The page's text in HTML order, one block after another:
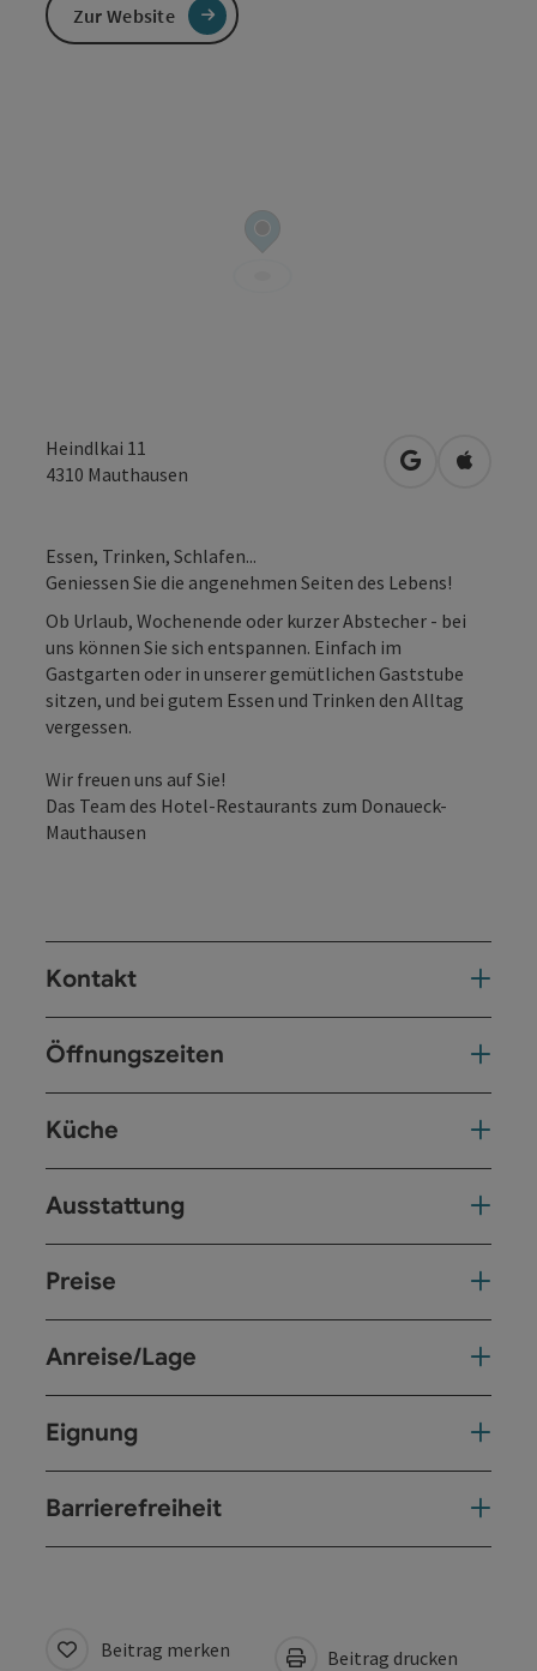
Heindlkai 11
4310 Mauthausen in Google
in
Essen, Trinken, Schlafen...
Geniessen Sie die angenehmen Seiten des Lebens!
Ob Urlaub, Wochenende oder kurzer Abstecher - bei
uns können Sie sich entspannen. Einfach im
Gastgarten oder in unserer gemütlichen Gaststube
sitzen, und bei gutem Essen und Trinken den Alltag
vergessen.
Wir freuen uns auf Sie!
Das Team des Hotel-Restaurants zum Donaueck-
Mauthausen
Kontakt
Öffnungszeiten
Küche
Ausstattung
Preise
Anreise/Lage
Eignung
Barrierefreiheit
Zur Website
Beitrag merken Beitrag drucken